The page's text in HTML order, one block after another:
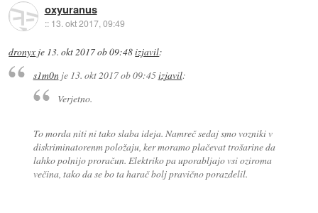
oxyuranus
:: 13. okt 2017, 09:49
dronyx je 13. okt 2017 ob 09:48izjavil:
s1m0nje 13. okt 2017 ob 09:45izjavil:
Verjetno.
To morda niti ni tako slaba ideja. Namreč sedaj smo vozniki v
diskriminatorenm položaju, ker moramo plačevat trošarine da
lahko polnijo proračun. Elektriko pa uporabljajo vsi oziroma
večina, tako da se bo ta harač bolj pravično porazdelil.